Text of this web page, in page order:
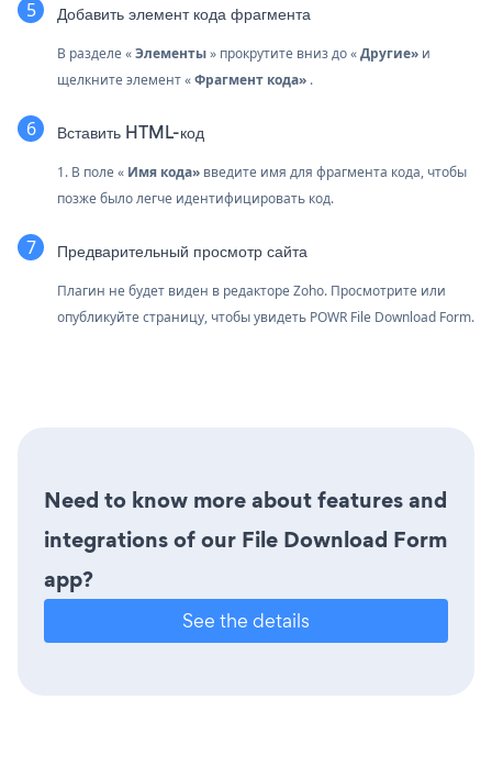
Добавить элемент кода фрагмента
В разделе «Элементы» прокрутите вниз до «Другие» и
щелкните элемент «Фрагмент кода» .
Вставить HTML-код
1. В поле « Имя кода» введите имя для фрагмента кода, чтобы
позже было легче идентифицировать код.
Предварительный просмотр сайта
Плагин не будет виден в редакторе Zoho. Просмотрите или
опубликуйте страницу, чтобы увидеть POWR File Download Form.
Need to know more about features and
integrations of our File Download Form
app?
See the details